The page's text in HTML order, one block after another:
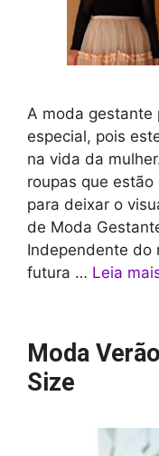
A moda gestante
especial, pois
na vida da
roupas que
para deixar o
de Moda
Independente do
futura … Leia
Moda
Size